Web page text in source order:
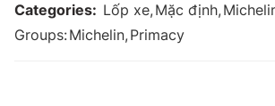
Categories: Lốp xe, Mặc định,
Groups:Michelin, Primacy